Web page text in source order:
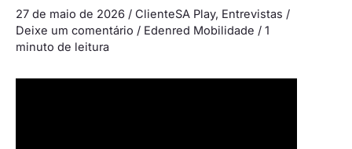
27 de maio de 2026 / ClienteSA Play, Entrevistas /
Deixe um comentário / Edenred Mobilidade / 1
minuto de leitura